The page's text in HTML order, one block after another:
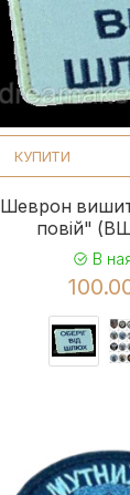
КУПИТИ
Шеврон
повій"
В